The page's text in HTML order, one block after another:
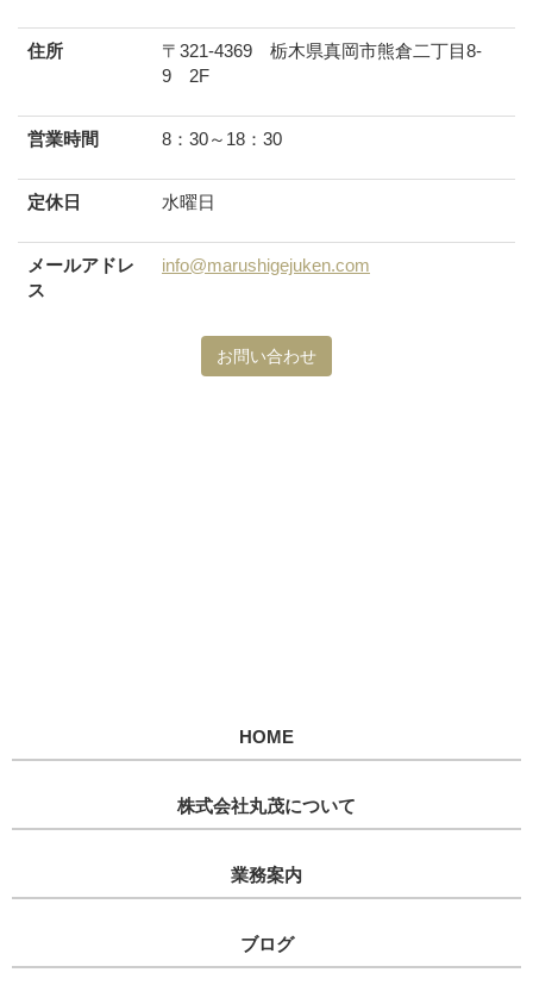
住所
〒321-4369 栃木県真岡市熊倉二丁目8-
9 2F
営業時間 8：30～18：30
定休日 水曜日
メールアドレ
ス
info@marushigejuken.com
お問い合わせ
HOME
株式会社丸茂について
業務案内
ブログ